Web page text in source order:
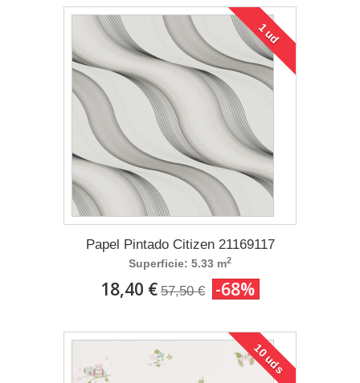
1 ud
Papel Pintado Citizen 21169117
Superficie: 5.33 m2
18,40 € 57,50 € -68%
10 uds